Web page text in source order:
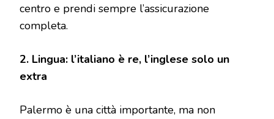
centro e prendi sempre l’assicurazione
completa.
2. Lingua: l’italiano è re, l’inglese solo un
extra
Palermo è una città importante, ma non